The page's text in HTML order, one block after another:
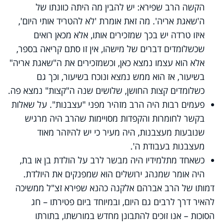
הקשה הרב שפירא: יש להבין מה היתה כוונתו של
ה'שאגת אריה'. מה זאת אומרת 'לא להטריד אותי היום',
איזו טרדה יש בכך שמזכירים אותו, אלא מכאן רואים
שכשלומדים דברים של מישהו, אין זו סתם קריאה בספר,
אלא הוא עצמו נמצא כאן, וכשמזכירים את ה"שאגת אריה"
בשיעור, אז הוא ממש נמצא ונוכח בשיעור, וכך גם
כשלומדים קצות החושן, שלושים שנה ה"קצות" נמצא פה.
פעמים רבות היה הרב מזהיר מפני "עצבנות". על שאלות
בקשר לחומרות והקפדות מסויימות שהרב היה מרגיש
שנובעות מעצבנות, היה מעיר כי יש להיזהר מאוד
מעצבנות בעבודת ה'.
כשאחד מתלמידיו היה מבשר לרב על הולדת בן או בת,
היה אומר שמנהג ירושלים הוא שמפנקים את היולדת.
דמותו של הרב אברהם אלקנה כהנא שפירא זצ"ל ממשיכה
להאיר דרך לרבים גם היום, ובמיוחד ביום פטירתו – חג
הסוכות – אנו זוכים להתבונן מחדש במורשתו, בתורתו